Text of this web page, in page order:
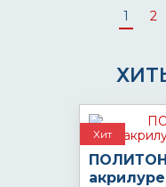
1 2
Хит